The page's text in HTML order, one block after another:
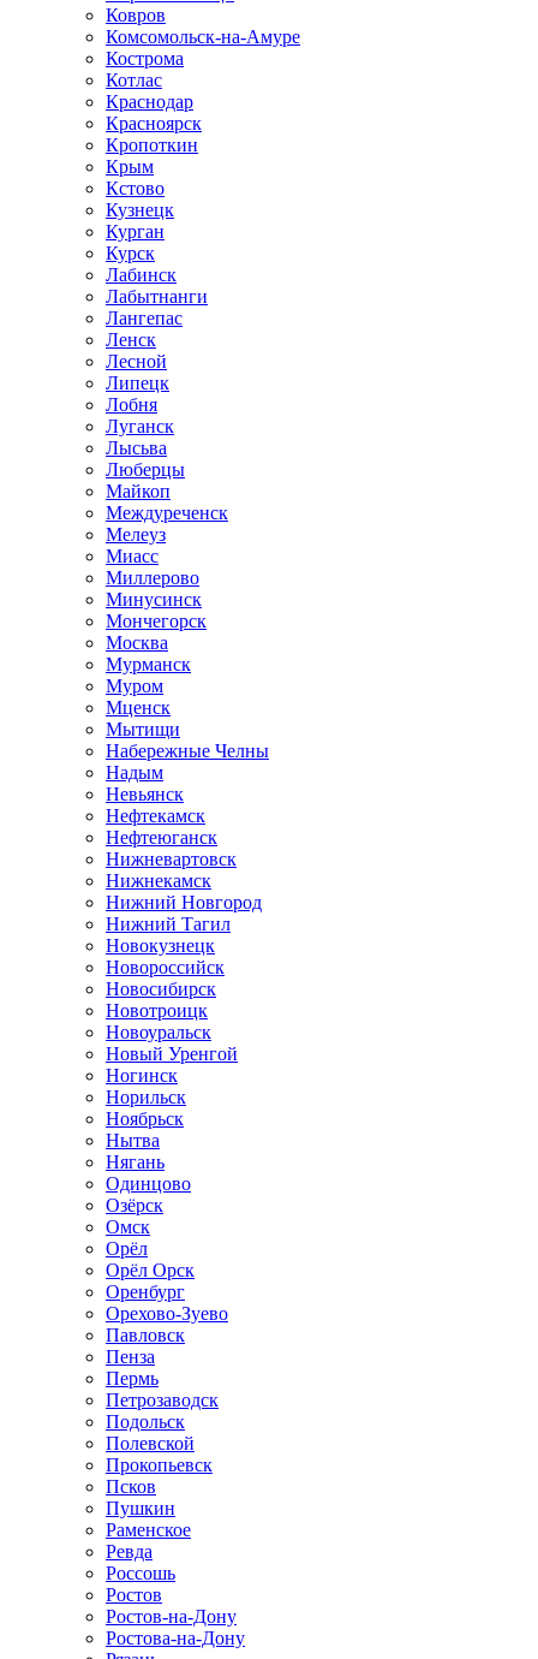
Ковров
Комсомольск-на-Амуре
Кострома
Котлас
Краснодар
Красноярск
Кропоткин
Крым
Кстово
Кузнецк
Курган
Курск
Лабинск
Лабытнанги
Лангепас
Ленск
Лесной
Липецк
Лобня
Луганск
Лысьва
Люберцы
Майкоп
Междуреченск
Мелеуз
Миасс
Миллерово
Минусинск
Мончегорск
Москва
Мурманск
Муром
Мценск
Мытищи
Набережные Челны
Надым
Невьянск
Нефтекамск
Нефтеюганск
Нижневартовск
Нижнекамск
Нижний Новгород
Нижний Тагил
Новокузнецк
Новороссийск
Новосибирск
Новотроицк
Новоуральск
Новый Уренгой
Ногинск
Норильск
Ноябрьск
Нытва
Нягань
Одинцово
Озёрск
Омск
Орёл
Орёл Орск
Оренбург
Орехово-Зуево
Павловск
Пенза
Пермь
Петрозаводск
Подольск
Полевской
Прокопьевск
Псков
Пушкин
Раменское
Ревда
Россошь
Ростов
Ростов-на-Дону
Ростова-на-Дону